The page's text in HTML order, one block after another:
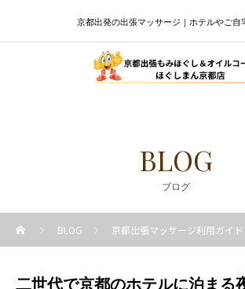
京都出発の出張マッサージ｜ホテルやご自
BLOG
ブログ
BLOG 京都出張マッサージ利用ガイ
二世代で京都のホテルに泊まる